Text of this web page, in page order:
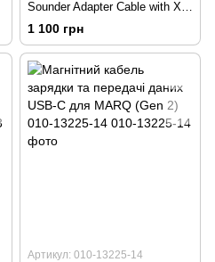
Sounder Adapter Cable with XID
010-12122-10
1 100 грн
Артикул: 010-13225-14